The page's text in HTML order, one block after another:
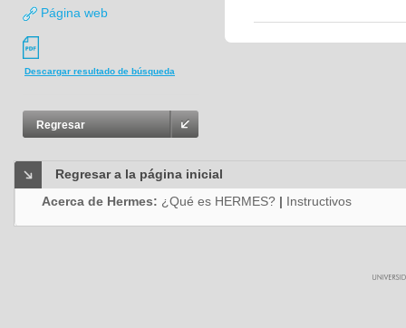
Página web
Descargar resultado de búsqueda
Regresar
Regresar a la página inicial
Acerca de Hermes: ¿Qué es HERMES? | Instructivos